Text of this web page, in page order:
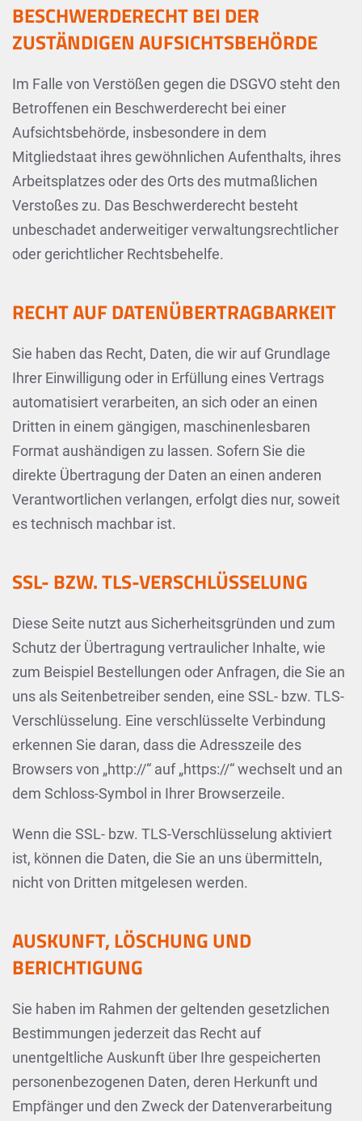
BESCHWERDE­RECHT BEI DER
ZUSTÄNDIGEN AUFSICHTS­BEHÖRDE
Im Falle von Verstößen gegen die DSGVO steht den
Betroffenen ein Beschwerderecht bei einer
Aufsichtsbehörde, insbesondere in dem
Mitgliedstaat ihres gewöhnlichen Aufenthalts, ihres
Arbeitsplatzes oder des Orts des mutmaßlichen
Verstoßes zu. Das Beschwerderecht besteht
unbeschadet anderweitiger verwaltungsrechtlicher
oder gerichtlicher Rechtsbehelfe.
RECHT AUF DATEN­ÜBERTRAG­BARKEIT
Sie haben das Recht, Daten, die wir auf Grundlage
Ihrer Einwilligung oder in Erfüllung eines Vertrags
automatisiert verarbeiten, an sich oder an einen
Dritten in einem gängigen, maschinenlesbaren
Format aushändigen zu lassen. Sofern Sie die
direkte Übertragung der Daten an einen anderen
Verantwortlichen verlangen, erfolgt dies nur, soweit
es technisch machbar ist.
SSL- BZW. TLS-VERSCHLÜSSELUNG
Diese Seite nutzt aus Sicherheitsgründen und zum
Schutz der Übertragung vertraulicher Inhalte, wie
zum Beispiel Bestellungen oder Anfragen, die Sie an
uns als Seitenbetreiber senden, eine SSL- bzw. TLS-
Verschlüsselung. Eine verschlüsselte Verbindung
erkennen Sie daran, dass die Adresszeile des
Browsers von „http://“ auf „https://“ wechselt und an
dem Schloss-Symbol in Ihrer Browserzeile.
Wenn die SSL- bzw. TLS-Verschlüsselung aktiviert
ist, können die Daten, die Sie an uns übermitteln,
nicht von Dritten mitgelesen werden.
AUSKUNFT, LÖSCHUNG UND
BERICHTIGUNG
Sie haben im Rahmen der geltenden gesetzlichen
Bestimmungen jederzeit das Recht auf
unentgeltliche Auskunft über Ihre gespeicherten
personenbezogenen Daten, deren Herkunft und
Empfänger und den Zweck der Datenverarbeitung